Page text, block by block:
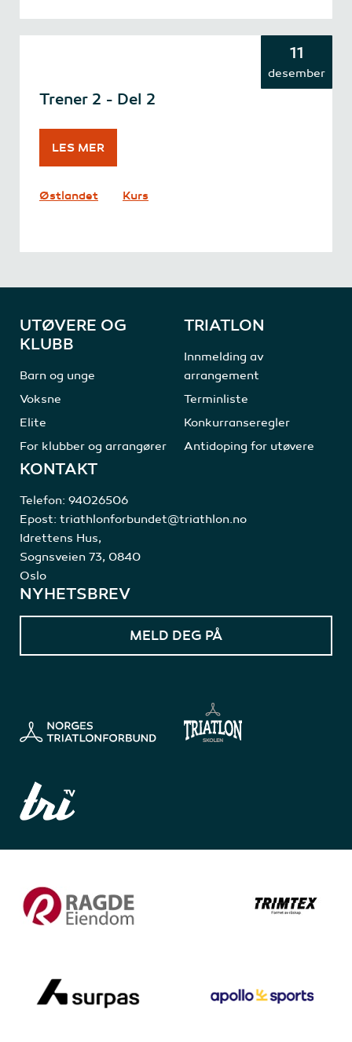
Trener 2 - Del 2
LES MER
Østlandet Kurs
11
desember
UTØVERE OG
KLUBB
Barn og unge
Voksne
Elite
For klubber og arrangører
TRIATLON
Innmelding av
arrangement
Terminliste
Konkurranseregler
Antidoping for utøvere
KONTAKT
Telefon: 94026506
Epost: triathlonforbundet@triathlon.no
Idrettens Hus,
Sognsveien 73, 0840
Oslo
NYHETSBREV